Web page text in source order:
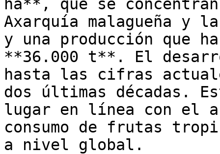
ha**, que se
Axarquía malagueña y
y una producción que
**36.000 t**. El
hasta las cifras
dos últimas décadas.
lugar en línea con el
consumo de frutas
a nivel global.